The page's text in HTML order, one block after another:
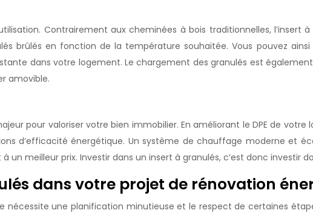
Contrairement aux cheminées à bois traditionnelles, l’insert
brûlés en fonction de la température souhaitée. Vous pouvez ainsi
dans votre logement. Le chargement des granulés est
amovible.
pour valoriser votre bien immobilier. En améliorant le DPE de
d’efficacité énergétique. Un système de chauffage moderne et
meilleur prix. Investir dans un insert à granulés, c’est donc investir
dans votre projet de rénovation
nécessite une planification minutieuse et le respect de certaines